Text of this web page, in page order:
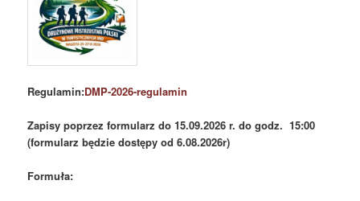
Regulamin:DMP-2026-regulamin
Zapisy poprzez formularz do 15.09.2026 r. do godz. 15:00
(formularz będzie dostępy od 6.08.2026r)
Formuła: